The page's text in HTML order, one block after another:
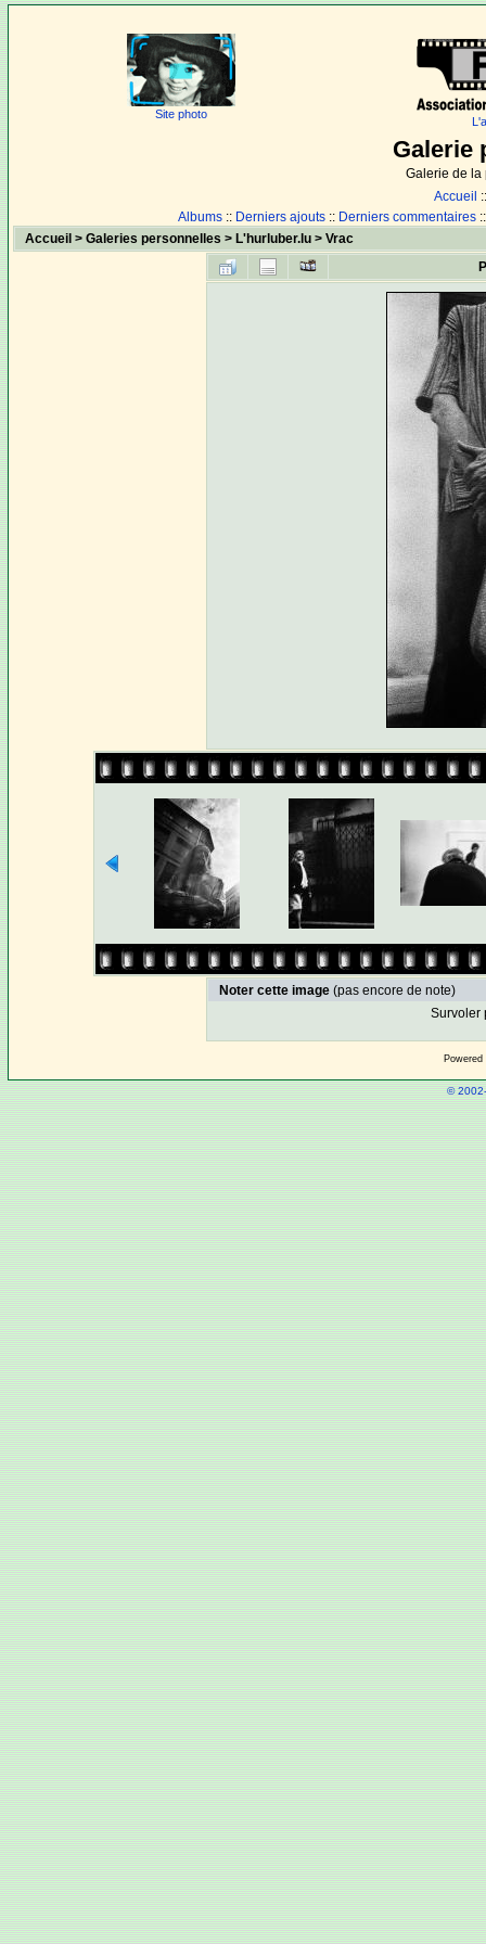
Site photo
Galerie
Galerie de la
Accueil
Albums :: Derniers ajouts :: Derniers commentaires
Accueil >Galeries personnelles > L'hurluber.lu >Vrac
Noter cette image (pas encore de note)
Survoler
©